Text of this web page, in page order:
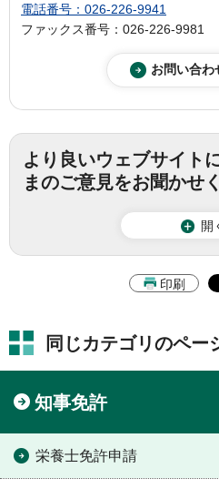
電話番号：026-226-9941
ファックス番号：026-226-9981
より良いウェブサイト
まのご意見をお聞かせ
開
印刷
同じカテゴリのペー
知事免許
栄養士免許申請